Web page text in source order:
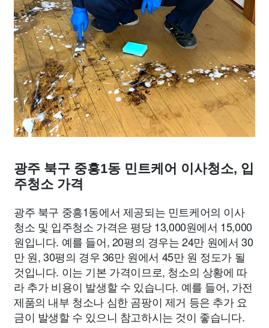
광주 북구 중흥1동 민트케어 이사청소, 입
주청소 가격
광주 북구 중흥1동에서 제공되는 민트케어의 이사
청소 및 입주청소 가격은 평당 13,000원에서 15,000
원입니다. 예를 들어, 20평의 경우는 24만 원에서 30
만 원, 30평의 경우 36만 원에서 45만 원 정도가 될
것입니다. 이는 기본 가격이므로, 청소의 상황에 따
라 추가 비용이 발생할 수 있습니다. 예를 들어, 가전
제품의 내부 청소나 심한 곰팡이 제거 등은 추가 요
금이 발생할 수 있으니 참고하시는 것이 좋습니다.